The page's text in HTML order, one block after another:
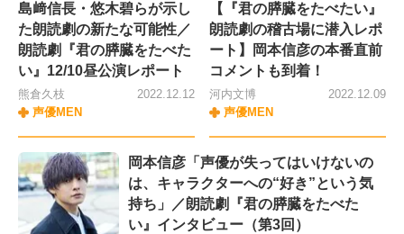
島﨑信長・悠木碧らが示し
た朗読劇の新たな可能性／
朗読劇『君の膵臓をたべた
い』12/10昼公演レポート
熊倉久枝
声優MEN
2022.12.12
【『君の膵臓をたべたい』
朗読劇の稽古場に潜入レポ
ート】岡本信彦の本番直前
コメントも到着！
河内文博
声優MEN
2022.12.09
岡本信彦「声優が失ってはいけないの
は、キャラクターへの“好き”という気
持ち」／朗読劇『君の膵臓をたべた
い』インタビュー（第3回）